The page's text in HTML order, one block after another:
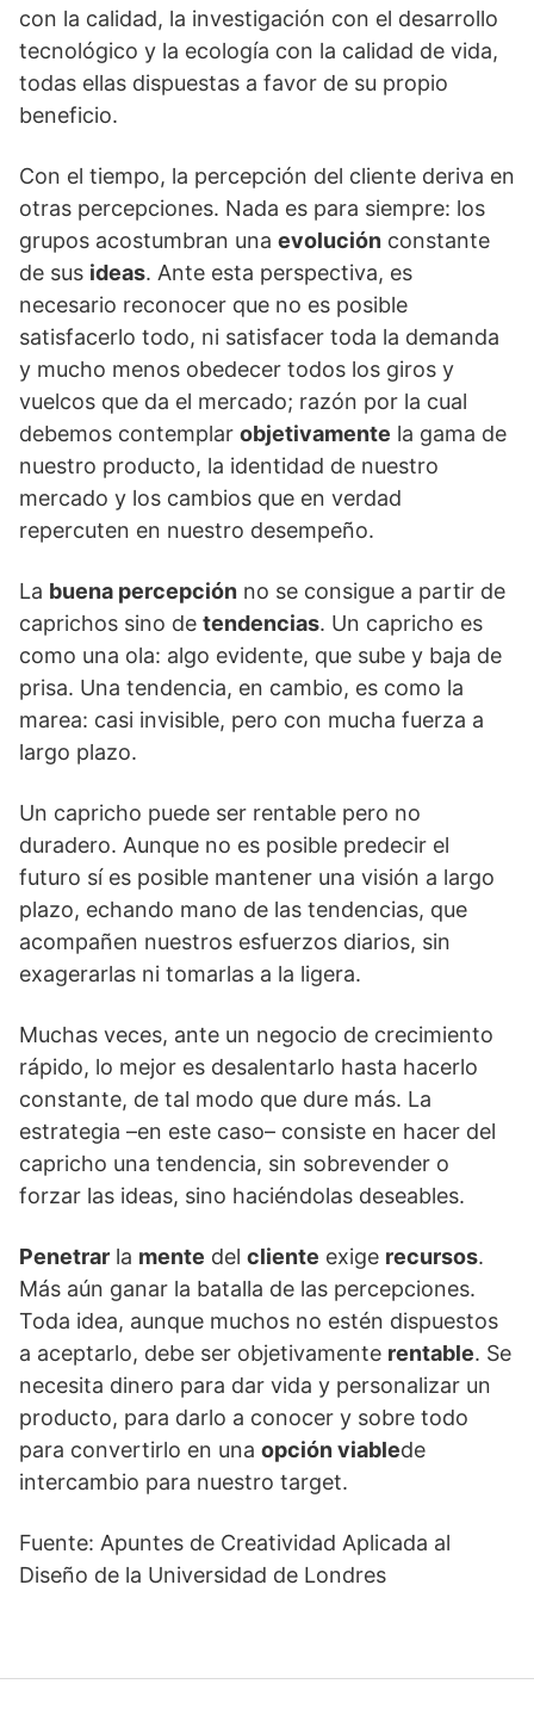
con la calidad, la investigación con el desarrollo
tecnológico y la ecología con la calidad de vida,
todas ellas dispuestas a favor de su propio
beneficio.
Con el tiempo, la percepción del cliente deriva en
otras percepciones. Nada es para siempre: los
grupos acostumbran una evolución constante
de sus ideas. Ante esta perspectiva, es
necesario reconocer que no es posible
satisfacerlo todo, ni satisfacer toda la demanda
y mucho menos obedecer todos los giros y
vuelcos que da el mercado; razón por la cual
debemos contemplar objetivamente la gama de
nuestro producto, la identidad de nuestro
mercado y los cambios que en verdad
repercuten en nuestro desempeño.
La buena percepción no se consigue a partir de
caprichos sino de tendencias. Un capricho es
como una ola: algo evidente, que sube y baja de
prisa. Una tendencia, en cambio, es como la
marea: casi invisible, pero con mucha fuerza a
largo plazo.
Un capricho puede ser rentable pero no
duradero. Aunque no es posible predecir el
futuro sí es posible mantener una visión a largo
plazo, echando mano de las tendencias, que
acompañen nuestros esfuerzos diarios, sin
exagerarlas ni tomarlas a la ligera.
Muchas veces, ante un negocio de crecimiento
rápido, lo mejor es desalentarlo hasta hacerlo
constante, de tal modo que dure más. La
estrategia –en este caso– consiste en hacer del
capricho una tendencia, sin sobrevender o
forzar las ideas, sino haciéndolas deseables.
Penetrar la mente del cliente exige recursos.
Más aún ganar la batalla de las percepciones.
Toda idea, aunque muchos no estén dispuestos
a aceptarlo, debe ser objetivamente rentable. Se
necesita dinero para dar vida y personalizar un
producto, para darlo a conocer y sobre todo
para convertirlo en una opción viablede
intercambio para nuestro target.
Fuente: Apuntes de Creatividad Aplicada al
Diseño de la Universidad de Londres